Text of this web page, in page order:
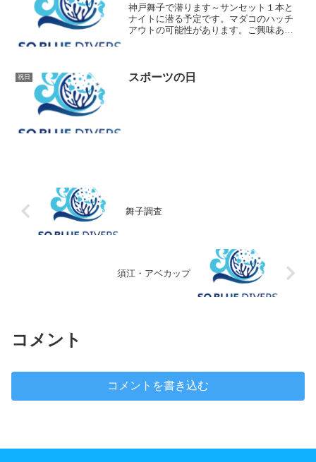
神戸舞子で潜ります～サンセット１本と
ナイトに潜る予定です。マダコのハッチ
アウトの可能性があります。ご興味ある
祝日 スポーツの日
舞子調査
須江・アベカップ
コメント
コメントを書き込む